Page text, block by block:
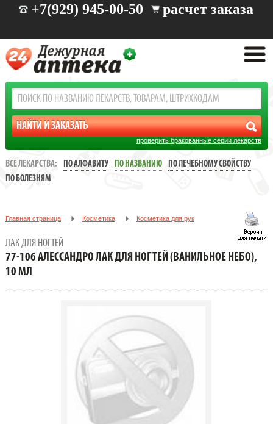
+7(929) 945-00-50 расчет заказа
проверить бракованные серии лекарств
ВСЕ ЛЕКАРСТВА: ПО АЛФАВИТУ ПО НАЗВАНИЮ
ПО ЛЕЧЕБНОМУ СВОЙСТВУ
ПО БОЛЕЗНЯМ
Главная страница Косметика Косметика для рук
77-106 Алессандро Лак для ногтей (Ванильное небо), 10 мл
ЛАК ДЛЯ НОГТЕЙ
77-106 АЛЕССАНДРО ЛАК ДЛЯ НОГТЕЙ (ВАНИЛЬНОЕ НЕБО),
10 МЛ